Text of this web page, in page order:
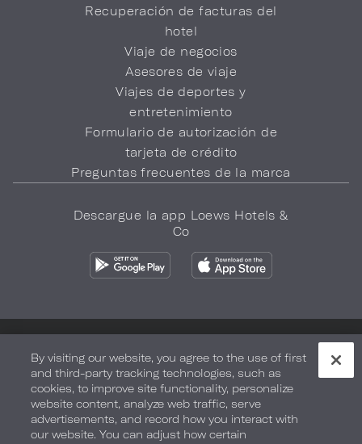
Recuperación de facturas del
hotel
Viaje de negocios
Asesores de viaje
Viajes de deportes y
entretenimiento
Formulario de autorización de
tarjeta de crédito
Preguntas frecuentes de la marca
Descargue la app Loews Hotels &
Co
Seguridad y bienestar Términos de Uso Accesibilidad
Mapa del sitio Sus opciones de privacidad
DERECHOS DE AUTOR 2026.LOEWS HOTELS & CO
By visiting our website, you agree to the use of first
and third-party tracking technologies, such as
cookies, to improve site functionality, personalize
website content, analyze web traffic, serve
advertisements, and record how you interact with
our website. You can adjust how certain